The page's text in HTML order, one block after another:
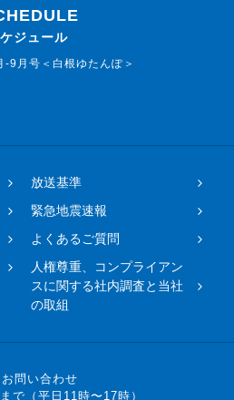
ジュール
9月号＜白根ゆたんぽ＞
放送基準
緊急地震速報
よくあるご質問
人権尊重、コンプライアン
スに関する社内調査と当社
の取組
問い合わせ
で（平日11時〜17時）